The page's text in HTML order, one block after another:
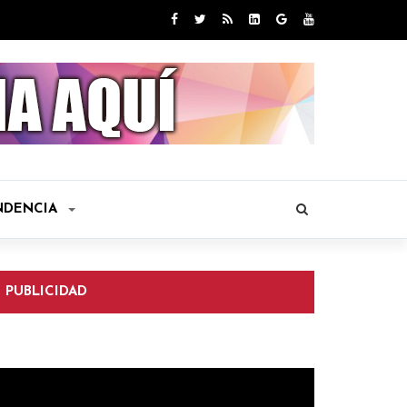
PUBLICIDAD